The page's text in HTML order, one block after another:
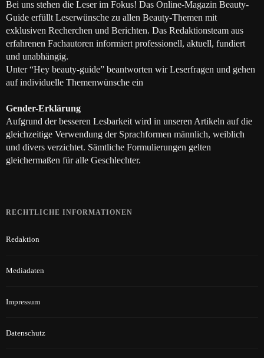
Bei uns stehen die Leser im Fokus! Das Online-Magazin Beauty-
Guide erfüllt Leserwünsche zu allen Beauty-Themen mit
exklusiven Recherchen und Berichten. Das Redaktionsteam aus
erfahrenen Fachautoren informiert professionell, aktuell, fundiert
und unabhängig.
Unter “Hey beauty-guide” beantworten wir Leserfragen und gehen
auf individuelle Themenwünsche ein
Gender-Erklärung
Aufgrund der besseren Lesbarkeit wird in unseren Artikeln auf die
gleichzeitige Verwendung der Sprachformen männlich, weiblich
und divers verzichtet. Sämtliche Formulierungen gelten
gleichermaßen für alle Geschlechter.
RECHTLICHE INFORMATIONEN
Redaktion
Mediadaten
Impressum
Datenschutz